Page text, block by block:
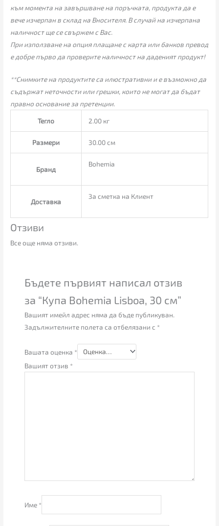
към момента на завършване на поръчката, продукта да е
вече изчерпан в склад на Вносителя. В случай на изчерпана
наличност ще се свържем с Вас.
При използване на опция плащане с карта или банков превод
е добре първо да проверите наличност на даденият продукт!
**Снимките на продуктите са илюстративни и е възможно да
съдържат неточности или грешки, които не могат да бъдат
правно основание за претенции.
Тегло 2.00 кг
Размери 30.00 см
Бранд
Bohemia
Доставка
За сметка на Клиент
Отзиви
Все още няма отзиви.
Бъдете първият написал отзив
за “Купа Bohemia Lisboa, 30 см”
Вашият имейл адрес няма да бъде публикуван.
Задължителните полета са отбелязани с *
Вашата оценка *
Вашият отзив *
Име *